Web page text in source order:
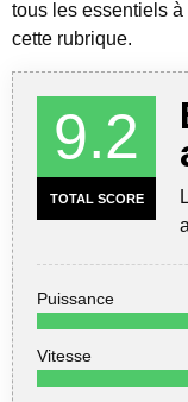
tous les essentiels
cette rubrique.
9.2
TOTAL SCORE
Puissance
Vitesse